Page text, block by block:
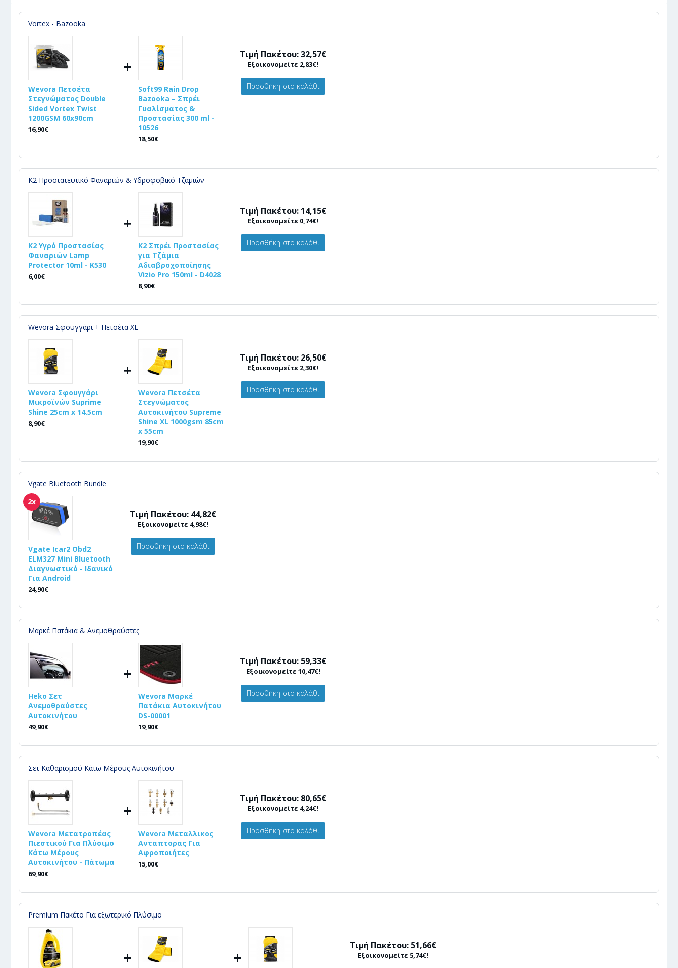
Vortex - Bazooka
Wevora Πετσέτα
Στεγνώματος Double
Sided Vortex Twist
1200GSM 60x90cm
16,90€
+
Soft99 Rain Drop
Bazooka – Σπρέι
Γυαλίσματος &
Προστασίας 300 ml -
10526
18,50€
Τιμή Πακέτου: 32,57€
Εξοικονομείτε 2,83€!
Προσθήκη στο καλάθι
Κ2 Προστατευτικό Φαναριών & Υδροφοβικό Τζαμιών
K2 Υγρό Προστασίας
Φαναριών Lamp
Protector 10ml - K530
6,00€
+
K2 Σπρέι Προστασίας
για Τζάμια
Αδιαβροχοποίησης
Vizio Pro 150ml - D4028
8,90€
Τιμή Πακέτου: 14,15€
Εξοικονομείτε 0,74€!
Προσθήκη στο καλάθι
Wevora Σφουγγάρι + Πετσέτα XL
Wevora Σφουγγάρι
Μικροϊνών Suprime
Shine 25cm x 14.5cm
8,90€
+
Wevora Πετσέτα
Στεγνώματος
Αυτοκινήτου Supreme
Shine XL 1000gsm 85cm
x 55cm
19,90€
Τιμή Πακέτου: 26,50€
Εξοικονομείτε 2,30€!
Προσθήκη στο καλάθι
Vgate Bluetooth Bundle
2x
Vgate Icar2 Obd2
ELM327 Mini Bluetooth
Διαγνωστικό - Ιδανικό
Για Android
24,90€
Τιμή Πακέτου: 44,82€
Εξοικονομείτε 4,98€!
Προσθήκη στο καλάθι
Μαρκέ Πατάκια & Ανεμοθραύστες
Heko Σετ
Ανεμοθραύστες
Αυτοκινήτου
49,90€
+
Wevora Μαρκέ
Πατάκια Αυτοκινήτου
DS-00001
19,90€
Τιμή Πακέτου: 59,33€
Εξοικονομείτε 10,47€!
Προσθήκη στο καλάθι
Σετ Καθαρισμού Κάτω Μέρους Αυτοκινήτου
Wevora Μετατροπέας
Πιεστικού Για Πλύσιμο
Κάτω Μέρους
Αυτοκινήτου - Πάτωμα
69,90€
+
Wevora Μεταλλικος
Ανταπτορας Για
Αφροποιήτες
15,00€
Τιμή Πακέτου: 80,65€
Εξοικονομείτε 4,24€!
Προσθήκη στο καλάθι
Premium Πακέτο Για εξωτερικό Πλύσιμο
+ +
Τιμή Πακέτου: 51,66€
Εξοικονομείτε 5,74€!